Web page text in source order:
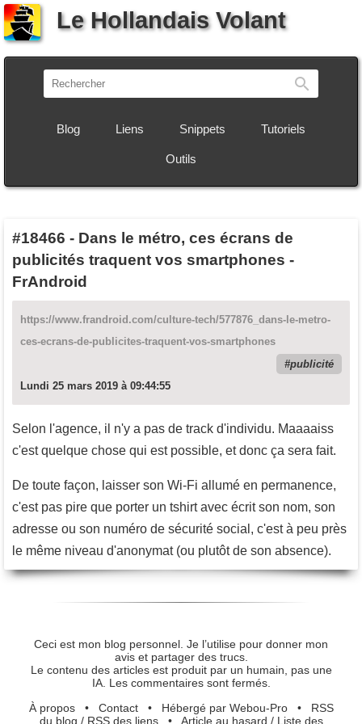
Le Hollandais Volant
Blog Liens Snippets Tutoriels
Outils
#18466 - Dans le métro, ces écrans de
publicités traquent vos smartphones -
FrAndroid
https://www.frandroid.com/culture-tech/577876_dans-le-metro-
ces-ecrans-de-publicites-traquent-vos-smartphones
publicité
Lundi 25 mars 2019 à 09:44:55
Selon l'agence, il n'y a pas de track d'individu. Maaaaiss
c'est quelque chose qui est possible, et donc ça sera fait.
De toute façon, laisser son Wi-Fi allumé en permanence,
c'est pas pire que porter un tshirt avec écrit son nom, son
adresse ou son numéro de sécurité social, c'est à peu près
le même niveau d'anonymat (ou plutôt de son absence).
Ceci est mon blog personnel. Je l’utilise pour donner mon
avis et partager des trucs.
Le contenu des articles est produit par un humain, pas une
IA. Les commentaires sont fermés.
À propos• Contact• Hébergé par Webou-Pro• RSS
du blog / RSS des liens• Article au hasard / Liste des